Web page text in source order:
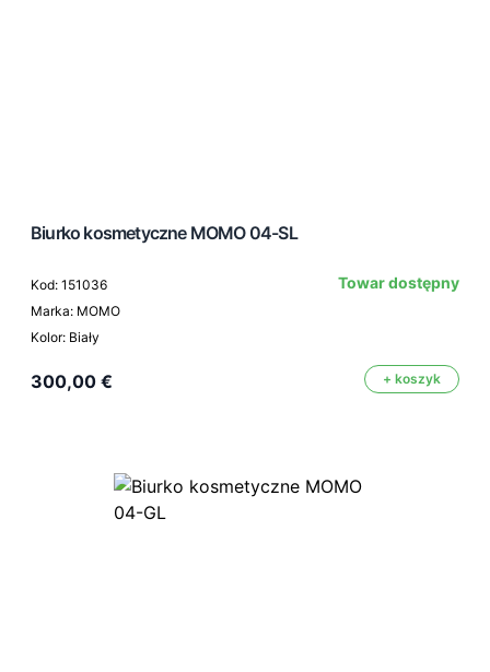
Biurko kosmetyczne MOMO 04-SL
Kod: 151036
Marka: MOMO
Kolor: Biały
Towar dostępny
300,00 € + koszyk